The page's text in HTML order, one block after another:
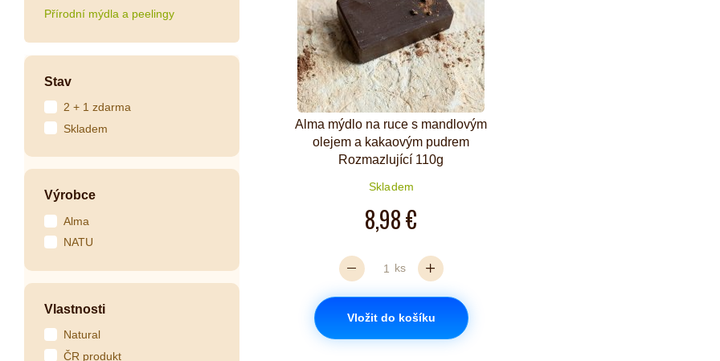
Přírodní mýdla a peelingy
Stav
2 + 1 zdarma
Skladem
Výrobce
Alma
NATU
Vlastnosti
Natural
ČR produkt
Alma mýdlo na ruce s mandlovým
olejem a kakaovým pudrem
Rozmazlující 110g
Skladem
8,98 €
ks
Vložit do košíku